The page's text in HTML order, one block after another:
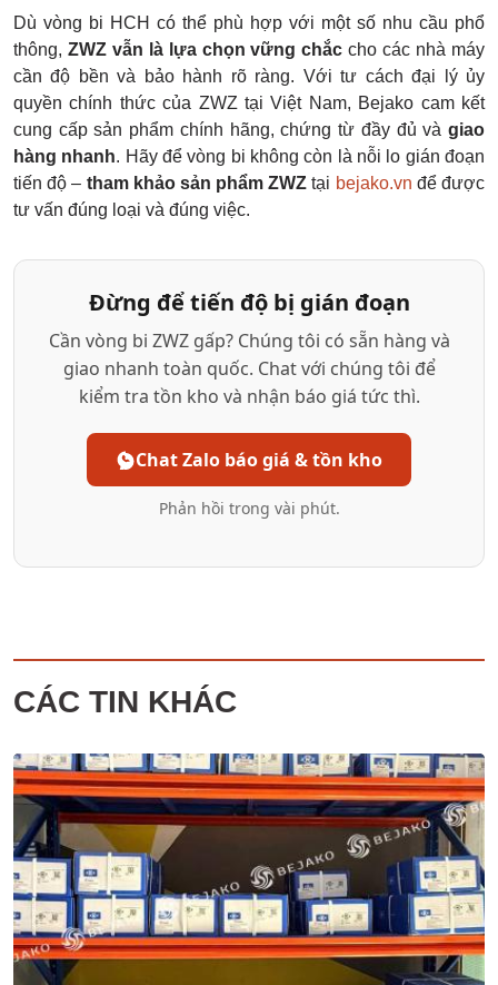
Dù vòng bi HCH có thể phù hợp với một số nhu cầu phổ
thông, ZWZ vẫn là lựa chọn vững chắc cho các nhà máy
cần độ bền và bảo hành rõ ràng. Với tư cách đại lý ủy
quyền chính thức của ZWZ tại Việt Nam, Bejako cam kết
cung cấp sản phẩm chính hãng, chứng từ đầy đủ và giao
hàng nhanh. Hãy để vòng bi không còn là nỗi lo gián đoạn
tiến độ – tham khảo sản phẩm ZWZ tại bejako.vn để được
tư vấn đúng loại và đúng việc.
Đừng để tiến độ bị gián đoạn
Cần vòng bi ZWZ gấp? Chúng tôi có sẵn hàng và
giao nhanh toàn quốc. Chat với chúng tôi để
kiểm tra tồn kho và nhận báo giá tức thì.
Chat Zalo báo giá & tồn kho
Phản hồi trong vài phút.
CÁC TIN KHÁC